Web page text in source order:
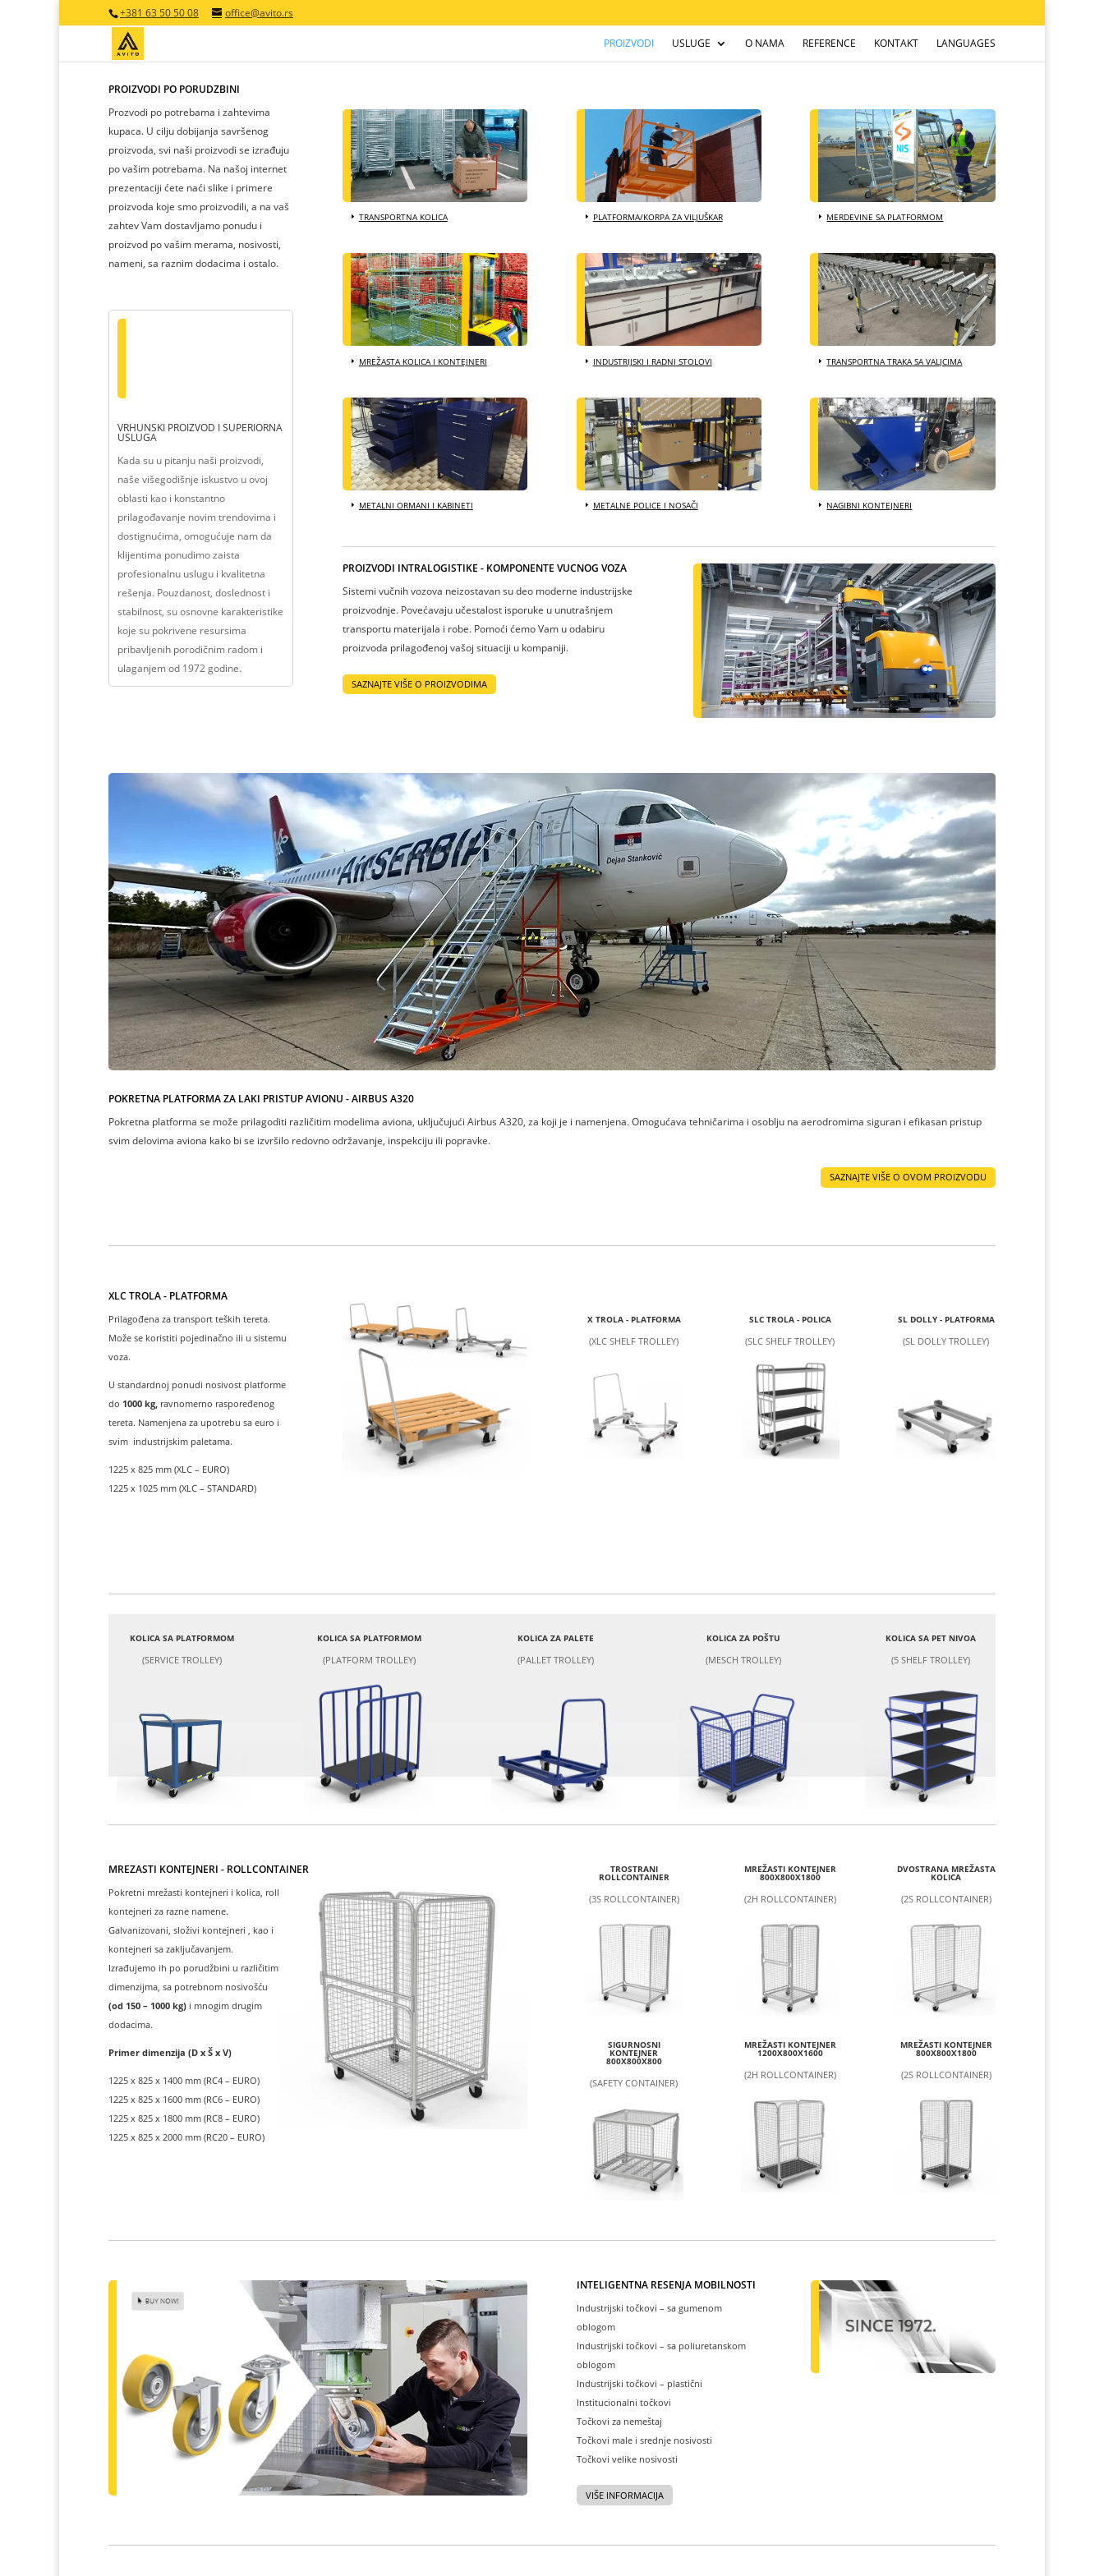
+381 63 50 50 08 office@avito.rs
PROIZVODI USLUGE O NAMA REFERENCE KONTAKT LANGUAGES
PROIZVODI PO PORUDŽBINI
Prozvodi po potrebama i zahtevima
kupaca. U cilju dobijanja savršenog
proizvoda, svi naši proizvodi se izrađuju
po vašim potrebama. Na našoj internet
prezentaciji ćete naći slike i primere
proizvoda koje smo proizvodili, a na vaš
zahtev Vam dostavljamo ponudu i
proizvod po vašim merama, nosivosti,
nameni, sa raznim dodacima i ostalo.
VRHUNSKI PROIZVOD I SUPERIORNA
USLUGA
Kada su u pitanju naši proizvodi,
naše višegodišnje iskustvo u ovoj
oblasti kao i konstantno
prilagođavanje novim trendovima i
dostignućima, omogućuje nam da
klijentima ponudimo zaista
profesionalnu uslugu i kvalitetna
rešenja. Pouzdanost, doslednost i
stabilnost, su osnovne karakteristike
koje su pokrivene resursima
pribavljenih porodičnim radom i
ulaganjem od 1972 godine.
TRANSPORTNA KOLICA
MREŽASTA KOLICA I KONTEJNERI
PLATFORMA/KORPA ZA VILJUŠKAR
INDUSTRIJSKI I RADNI STOLOVI
MERDEVINE SA PLATFORMOM
TRANSPORTNA TRAKA SA VALJCIMA
METALNI ORMANI I KABINETI METALNE POLICE I NOSAČI NAGIBNI KONTEJNERI
PROIZVODI INTRALOGISTIKE - KOMPONENTE VUČNOG VOZA
Sistemi vučnih vozova neizostavan su deo moderne industrijske
proizvodnje. Povećavaju učestalost isporuke u unutrašnjem
transportu materijala i robe. Pomoći ćemo Vam u odabiru
proizvoda prilagođenoj vašoj situaciji u kompaniji.
SAZNAJTE VIŠE O PROIZVODIMA
POKRETNA PLATFORMA ZA LAKI PRISTUP AVIONU - AIRBUS A320
Pokretna platforma se može prilagoditi različitim modelima aviona, uključujući Airbus A320, za koji je i namenjena. Omogućava tehničarima i osoblju na aerodromima siguran i efikasan pristup
svim delovima aviona kako bi se izvršilo redovno održavanje, inspekciju ili popravke.
SAZNAJTE VIŠE O OVOM PROIZVODU
XLC TROLA - PLATFORMA
Prilagođena za transport teških tereta.
Može se koristiti pojedinačno ili u sistemu
voza.
U standardnoj ponudi nosivost platforme
do 1000 kg, ravnomerno raspoređenog
tereta. Namenjena za upotrebu sa euro i
svim industrijskim paletama.
1225 x 825 mm (XLC – EURO)
1225 x 1025 mm (XLC – STANDARD)
X TROLA - PLATFORMA
(XLC SHELF TROLLEY)
SLC TROLA - POLICA
(SLC SHELF TROLLEY)
SL DOLLY - PLATFORMA
(SL DOLLY TROLLEY)
KOLICA SA PLATFORMOM
(SERVICE TROLLEY)
KOLICA SA PLATFORMOM
(PLATFORM TROLLEY)
KOLICA ZA PALETE
(PALLET TROLLEY)
KOLICA ZA POŠTU
(MESCH TROLLEY)
KOLICA SA PET NIVOA
(5 SHELF TROLLEY)
MREŽASTI KONTEJNERI - ROLLCONTAINER
Pokretni mrežasti kontejneri i kolica, roll
kontejneri za razne namene.
Galvanizovani, složivi kontejneri , kao i
kontejneri sa zaključavanjem.
Izrađujemo ih po porudžbini u različitim
dimenzijma, sa potrebnom nosivošću
(od 150 – 1000 kg) i mnogim drugim
dodacima.
Primer dimenzija (D x Š x V)
1225 x 825 x 1400 mm (RC4 – EURO)
1225 x 825 x 1600 mm (RC6 – EURO)
1225 x 825 x 1800 mm (RC8 – EURO)
1225 x 825 x 2000 mm (RC20 – EURO)
TROSTRANI
ROLLCONTAINER
(3S ROLLCONTAINER)
SIGURNOSNI
KONTEJNER
800X800X800
(SAFETY CONTAINER)
MREŽASTI KONTEJNER
800X800X1800
(2H ROLLCONTAINER)
MREŽASTI KONTEJNER
1200X800X1600
(2H ROLLCONTAINER)
DVOSTRANA MREŽASTA
KOLICA
(2S ROLLCONTAINER)
MREŽASTI KONTEJNER
800X800X1800
(2S ROLLCONTAINER)
INTELIGENTNA REŠENJA MOBILNOSTI
Industrijski točkovi – sa gumenom
oblogom
Industrijski točkovi – sa poliuretanskom
oblogom
Industrijski točkovi – plastični
Institucionalni točkovi
Točkovi za nemeštaj
Točkovi male i srednje nosivosti
Točkovi velike nosivosti
VIŠE INFORMACIJA